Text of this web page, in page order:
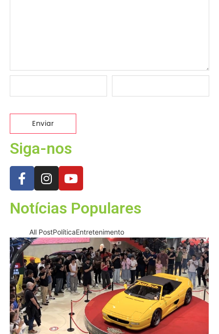
Siga-nos
Notícias Populares
All PostPolíticaEntretenimento